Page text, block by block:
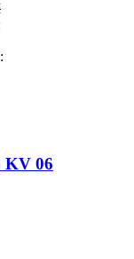
KV 06